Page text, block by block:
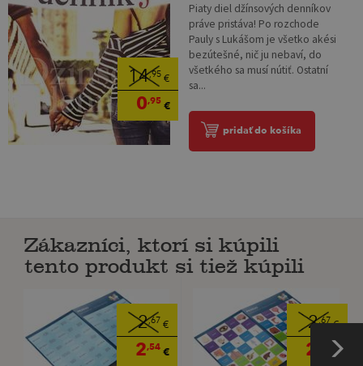
14,95€
0,95€
Piaty diel džínsových denníkov
práve pristáva! Po rozchode
Pauly s Lukášom je všetko akési
bezútešné, nič ju nebaví, do
všetkého sa musí nútiť. Ostatní
sa...
pridať do košíka
Zákazníci, ktorí si kúpili
tento produkt si tiež kúpili
2,67 €
2,54€
2,67€
2 €